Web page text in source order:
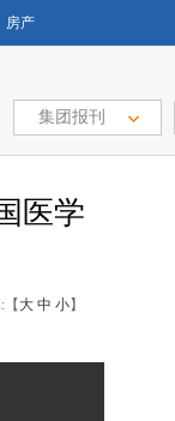
房产
集团报刊
医学
【 大 中 小】